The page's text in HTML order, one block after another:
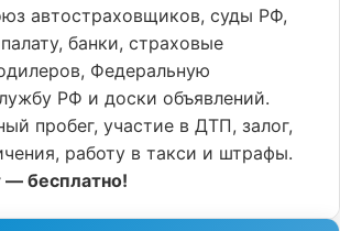
автостраховщиков, суды РФ,
банки, страховые
Федеральную
РФ и доски объявлений.
пробег, участие в ДТП, залог,
работу в такси и штрафы.
— бесплатно!